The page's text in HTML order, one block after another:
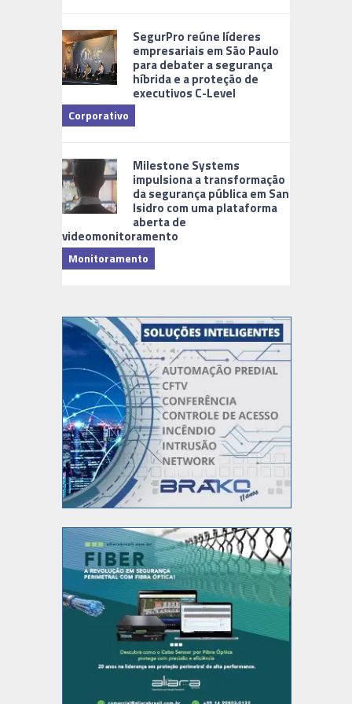
SegurPro reúne líderes
empresariais em São Paulo
para debater a segurança
híbrida e a proteção de
executivos C-Level
Corporativo
Milestone Systems
impulsiona a transformação
da segurança pública em San
Isidro com uma plataforma
aberta de
videomonitoramento
Monitoramento